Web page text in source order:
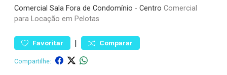
Comercial Sala Fora de Condomínio - Centro Comercial
para Locação em Pelotas
Favoritar | Comparar
Compartilhe: